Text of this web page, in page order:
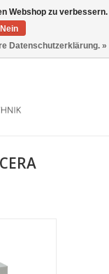
Webshop zu verbessern.
Nein
Datenschutzerklärung. »